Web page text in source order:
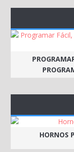
HORNOS